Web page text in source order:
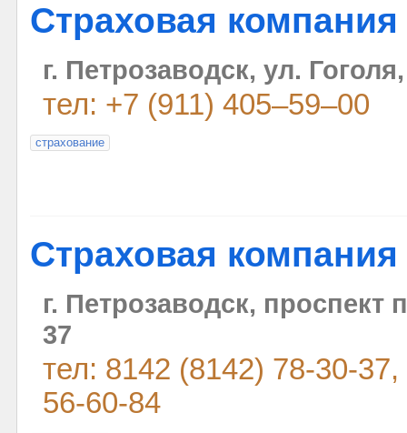
Страховая
г. Петрозаводск, ул.
тел: +7 (911) 405–59–00
страхование
Страховая
г. Петрозаводск, проспект
37
тел: 8142 (8142) 78-30-
56-60-84